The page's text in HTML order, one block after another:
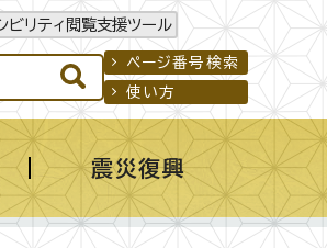
ビリティ閲覧支援ツール
ページ番号検索
使い方
震災復興